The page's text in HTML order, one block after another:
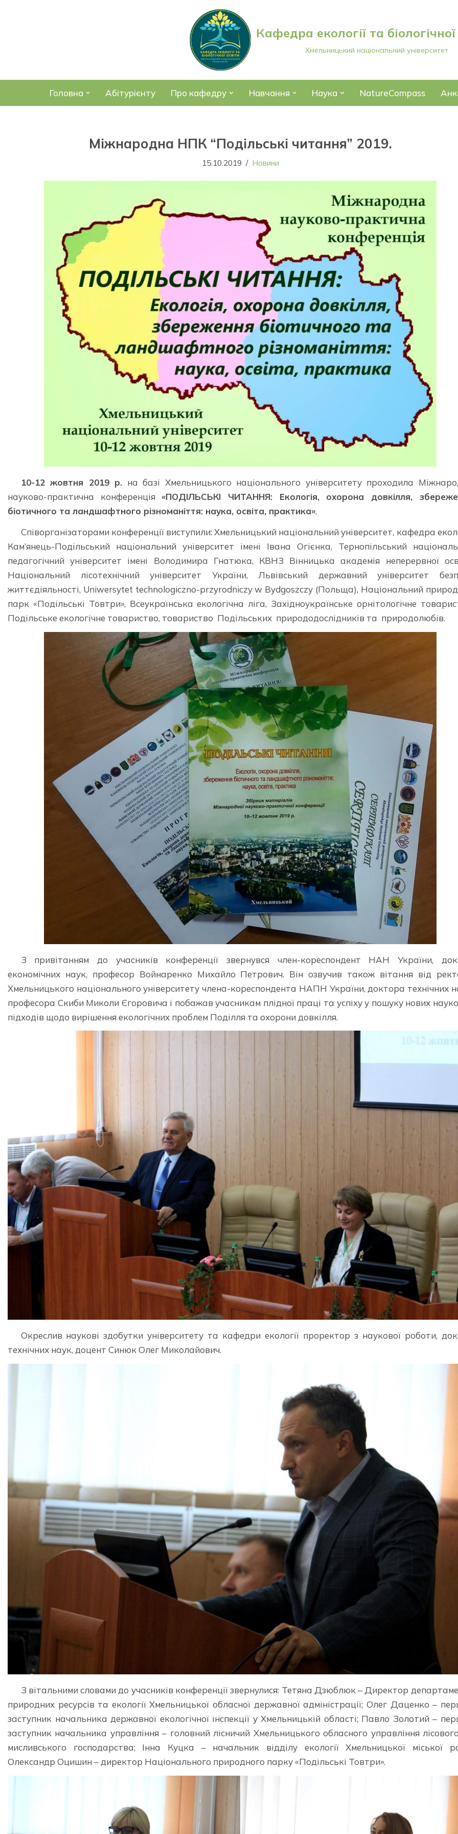
Кафедра екології та біологічної
Хмельницький національний університет
Головна Абітурієнту Про кафедру Навчання Наука NatureCompass
Міжнародна НПК “Подільські читання” 2019.
15.10.2019 Новини
10-12 жовтня 2019 р. на базі Хмельницького національного університету проходила
науково-практична конференція«ПОДІЛЬСЬКІ ЧИТАННЯ: Екологія, охорона довкілля,
біотичного та ландшафтного різноманіття: наука, освіта, практика».
Співорганізаторами конференції виступили: Хмельницький національний університет, кафедра
Кам’янець-Подільський національний університет імені Івана Огієнка, Тернопільський
педагогічний університет імені Володимира Гнатюка, КВНЗ Вінницька академія неперервної
Національний лісотехнічний університет України, Львівський державний університет
життєдіяльності, Uniwersytet technologiczno-przyrodniczy w Bydgoszczy (Польща), Національний
парк «Подільські Товтри», Всеукраїнська екологічна ліга, Західноукраїнське орнітологічне
Подільське екологічне товариство, товариство Подільських природодослідників та природолюбів.
З привітанням до учасників конференції звернувся член-кореспондент НАН України,
економічних наук, професор Войнаренко Михайло Петрович. Він озвучив також вітання від
Хмельницького національного університету члена-кореспондента НАПН України, доктора технічних
професора Скиби Миколи Єгоровича і побажав учасникам плідної праці та успіху у пошуку нових
підходів щодо вирішення екологічних проблем Поділля та охорони довкілля.
Окреслив наукові здобутки університету та кафедри екології проректор з наукової роботи,
технічних наук, доцент Синюк Олег Миколайович.
З вітальними словами до учасників конференції звернулися: Тетяна Дзюблюк – Директор
природних ресурсів та екології Хмельницької обласної державної адміністрації; Олег Даценко –
заступник начальника державної екологічної інспекції у Хмельницькій області; Павло Золотий –
заступник начальника управління – головний лісничий Хмельницького обласного управління
мисливського господарства; Інна Куцка – начальник відділу екології Хмельницької міської
Олександр Оцишин – директор Національного природного парку «Подільські Товтри».